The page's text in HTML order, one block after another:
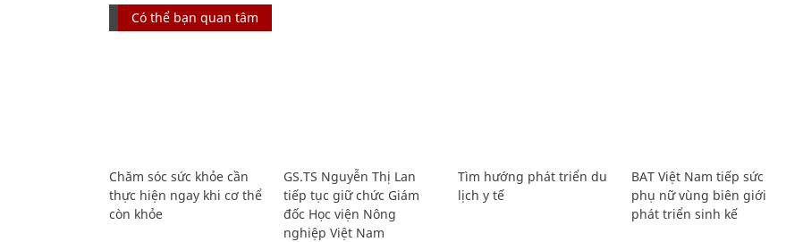
Có thể bạn quan tâm
Chăm sóc sức khỏe cần
thực hiện ngay khi cơ thể
còn khỏe
GS.TS Nguyễn Thị Lan
tiếp tục giữ chức Giám
đốc Học viện Nông
nghiệp Việt Nam
Tìm hướng phát triển du
lịch y tế
BAT Việt Nam tiếp sức
phụ nữ vùng biên giới
phát triển sinh kế